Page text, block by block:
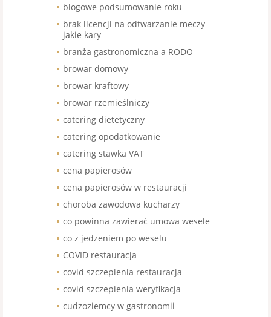
blogowe podsumowanie roku
brak licencji na odtwarzanie meczy
jakie kary
branża gastronomiczna a RODO
browar domowy
browar kraftowy
browar rzemieślniczy
catering dietetyczny
catering opodatkowanie
catering stawka VAT
cena papierosów
cena papierosów w restauracji
choroba zawodowa kucharzy
co powinna zawierać umowa wesele
co z jedzeniem po weselu
COVID restauracja
covid szczepienia restauracja
covid szczepienia weryfikacja
cudzoziemcy w gastronomii